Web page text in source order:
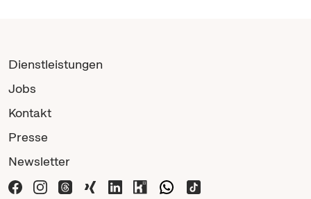
Dienstleistungen
Jobs
Kontakt
Presse
Newsletter